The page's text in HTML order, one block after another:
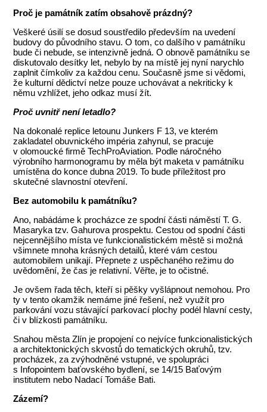
Proč je památník zatím obsahově prázdný?
Veškeré úsilí se dosud soustředilo především na uvedení
budovy do původního stavu. O tom, co dalšího v památníku
bude či nebude, se intenzivně jedná. O obnově památníku se
diskutovalo desítky let, nebylo by na místě jej nyní narychlo
zaplnit čímkoliv za každou cenu. Současně jsme si vědomi,
že kulturní dědictví nelze pouze uchovávat a nekriticky k
němu vzhlížet, jeho odkaz musí žít.
Proč uvnitř není letadlo?
Na dokonalé replice letounu Junkers F 13, ve kterém
zakladatel obuvnického impéria zahynul, se pracuje
v olomoucké firmě TechProAviation. Podle náročného
výrobního harmonogramu by měla být maketa v památníku
umístěna do konce dubna 2019. To bude příležitost pro
skutečné slavnostní otevření.
Bez automobilu k památníku?
Ano, nabádáme k procházce ze spodní části náměstí T. G.
Masaryka tzv. Gahurova prospektu. Cestou od spodní části
nejcennějšího místa ve funkcionalistickém městě si možná
všimnete mnoha krásných detailů, které vám cestou
automobilem unikají. Přepnete z uspěchaného režimu do
uvědomění, že čas je relativní. Věřte, je to očistné.
Je ovšem řada těch, kteří si pěšky vyšlápnout nemohou. Pro
ty v tento okamžik nemáme jiné řešení, než využít pro
parkování vozu stávající parkovací plochy podél hlavní cesty,
či v blízkosti památníku.
Snahou města Zlín je propojení co nejvíce funkcionalistických
a architektonických skvostů do tematických okruhů, tzv.
procházek, za zvýhodněné vstupné, ve spolupráci
s Infopointem baťovského bydlení, se 14/15 Baťovým
institutem nebo Nadací Tomáše Bati.
Zázemí?